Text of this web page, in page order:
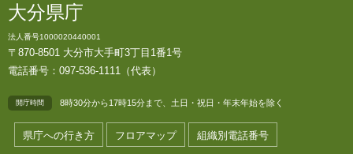
大分県庁
法人番号1000020440001
〒870-8501 大分市大手町3丁目1番1号
電話番号：097-536-1111（代表）
開庁時間 8時30分から17時15分まで、土日・祝日・年末年始を除く
県庁への行き方 フロアマップ 組織別電話番号